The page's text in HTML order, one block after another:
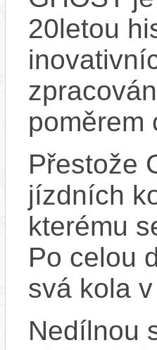
20letou
poměrem
Přestože
jízdních
kterému
Po celou
svá kola
Nedílnou